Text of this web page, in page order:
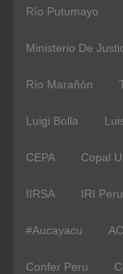
Río Putumayo
Ministerio De
Río Marañón
Luigi Bolla
CEPA Copal
IIRSA IRI Peru
#Aucayacu
Confer Peru